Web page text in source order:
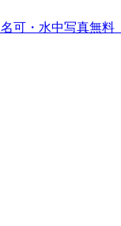
可・水中写真無